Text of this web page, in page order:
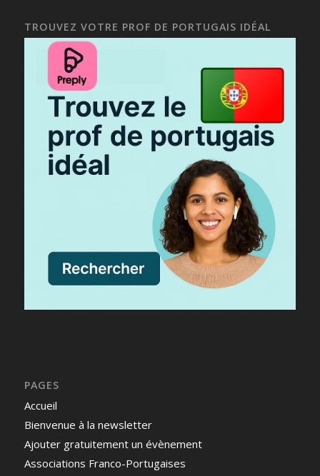
TROUVEZ VOTRE PROF DE PORTUGAIS IDÉAL
PAGES
Accueil
Bienvenue à la newsletter
Ajouter gratuitement un évènement
Associations Franco-Portugaises